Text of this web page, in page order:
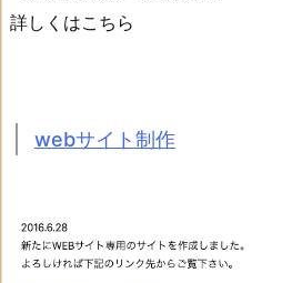
詳しくはこちら
webサイト制作